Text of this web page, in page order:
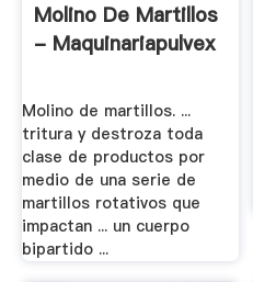
Molino De Martillos
- Maquinariapulvex
Molino de martillos. ...
tritura y destroza toda
clase de productos por
medio de una serie de
martillos rotativos que
impactan ... un cuerpo
bipartido ...